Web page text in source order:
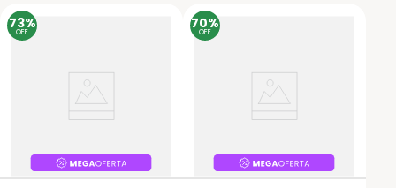
Dirección de email
73%
OFF
70%
OFF